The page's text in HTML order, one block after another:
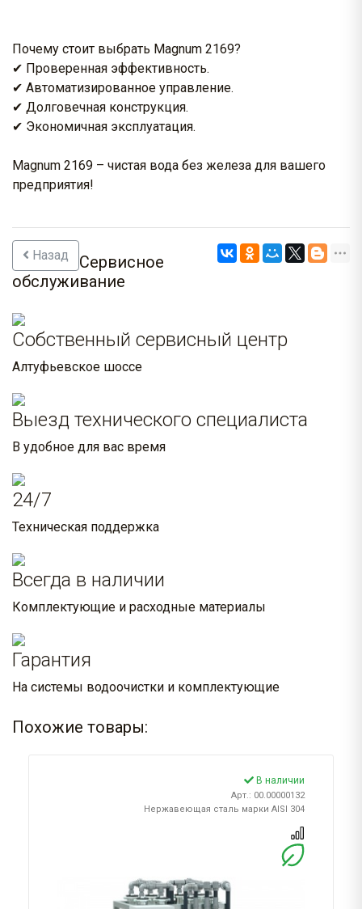
Почему стоит выбрать Magnum 2169?
✔ Проверенная эффективность.
✔ Автоматизированное управление.
✔ Долговечная конструкция.
✔ Экономичная эксплуатация.
Magnum 2169 – чистая вода без железа для вашего
предприятия!
Назад
Сервисное
обслуживание
Собственный сервисный центр
Алтуфьевское шоссе
Выезд технического специалиста
В удобное для вас время
24/7
Техническая поддержка
Всегда в наличии
Комплектующие и расходные материалы
Гарантия
На системы водоочистки и комплектующие
Похожие товары:
В наличии
Арт.: 00.00000132
Нержавеющая сталь марки AISI 304